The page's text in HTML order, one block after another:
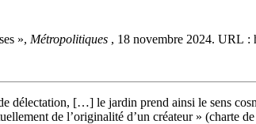
», Métropolitiques , 18 novembre 2024. URL :
délectation, […] le jardin prend ainsi le sens
de l’originalité d’un créateur » (charte